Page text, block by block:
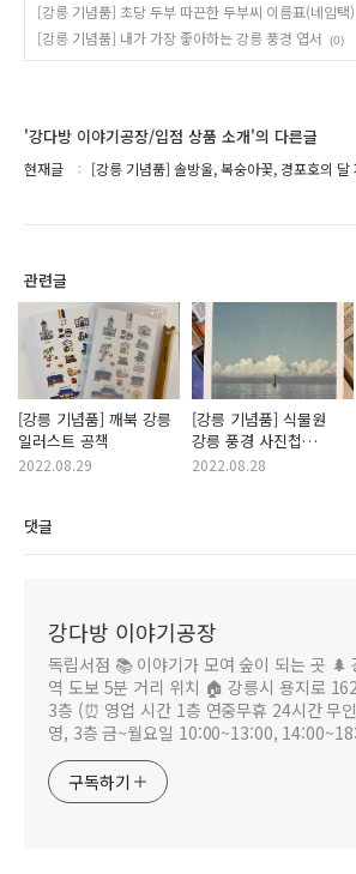
[강릉 기념품] 초당 두부 따끈한 두부씨 이름표(네임택)
[강릉 기념품] 내가 가장 좋아하는 강릉 풍경 엽서 (0)
'강다방 이야기공장/입점 상품 소개'의 다른글
현재글 [강릉 기념품] 솔방울, 복숭아꽃, 경포호의 달
관련글
[강릉 기념품] 깨북 강릉
일러스트 공책
2022.08.29
[강릉 기념품] 식물원
강릉 풍경 사진첩
(포스터북)
2022.08.28
댓글
강다방 이야기공장
독립서점 📚 이야기가 모여 숲이 되는 곳 🌲
역 도보 5분 거리 위치 🏠 강릉시 용지로
3층 (⏰ 영업 시간 1층 연중무휴 24시간 무
영, 3층 금~월요일 10:00~13:00,
구독하기